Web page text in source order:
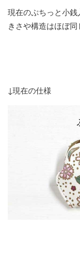
現在のぷちっと小
きさや構造はほぼ同
↓現在の仕様